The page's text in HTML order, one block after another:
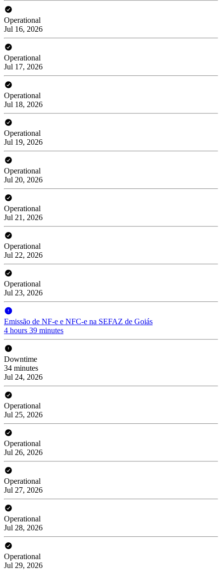
Operational
Jul 16, 2026
Operational
Jul 17, 2026
Operational
Jul 18, 2026
Operational
Jul 19, 2026
Operational
Jul 20, 2026
Operational
Jul 21, 2026
Operational
Jul 22, 2026
Operational
Jul 23, 2026
Emissão de NF-e e NFC-e na SEFAZ de Goiás
4 hours 39 minutes
Downtime
34 minutes
Jul 24, 2026
Operational
Jul 25, 2026
Operational
Jul 26, 2026
Operational
Jul 27, 2026
Operational
Jul 28, 2026
Operational
Jul 29, 2026